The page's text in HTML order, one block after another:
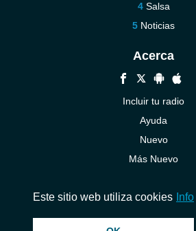
Salsa
Noticias
Acerca
Incluir tu radio
Ayuda
Nuevo
Más Nuevo
© 2026 InstantAudio. Reservados todos los
Este sitio web utiliza cookies Info